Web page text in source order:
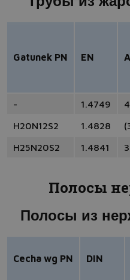
Gatunek PN EN
- 1.4749
H20N12S2
1.4828
H25N20S2
1.4841
Полосы
Полосы из
Cecha wg PN DIN